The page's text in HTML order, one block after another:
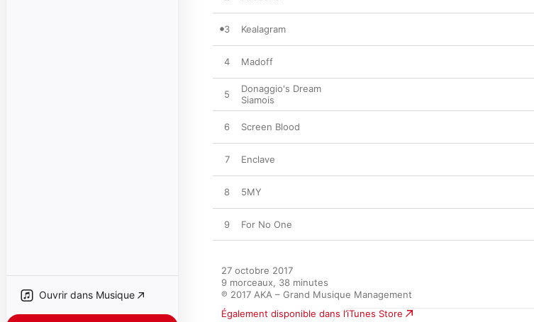
Ouvrir dans Musique
3 Kealagram
4 Madoff
5
Donaggio's Dream
Siamois
6 Screen Blood
7 Enclave
8 5MY
9 For No One
27 octobre 2017
9 morceaux, 38 minutes
℗ 2017 AKA – Grand Musique Management
Également disponible dans l’iTunes Store